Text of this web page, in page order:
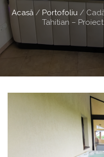
Acasă / Portofoliu /
Tahitian –